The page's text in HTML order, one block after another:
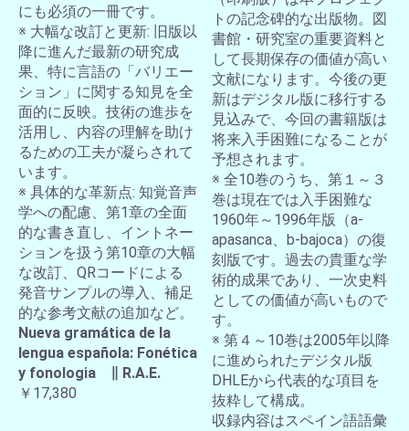
にも必須の一冊です。
※ 大幅な改訂と更新: 旧版以
降に進んだ最新の研究成
果、特に言語の「バリエー
ション」に関する知見を全
面的に反映。技術の進歩を
活用し、内容の理解を助け
るための工夫が凝らされて
います。
※ 具体的な革新点: 知覚音声
学への配慮、第1章の全面
的な書き直し、イントネー
ションを扱う第10章の大幅
な改訂、QRコードによる
発音サンプルの導入、補足
的な参考文献の追加など。
Nueva gramática de la
lengua española: Fonética
y fonologia ∥ R.A.E.
￥17,380
トの記念碑的な出版物。図
書館・研究室の重要資料と
して長期保存の価値が高い
文献になります。今後の更
新はデジタル版に移行する
見込みで、今回の書籍版は
将来入手困難になることが
予想されます。
※ 全10巻のうち、第１～３
巻は現在では入手困難な
1960年～1996年版（a-
apasanca、b-bajoca）の復
刻版です。過去の貴重な学
術的成果であり、一次史料
としての価値が高いもので
す。
※ 第４～10巻は2005年以降
に進められたデジタル版
DHLEから代表的な項目を
抜粋して構成。
収録内容はスペイン語語彙